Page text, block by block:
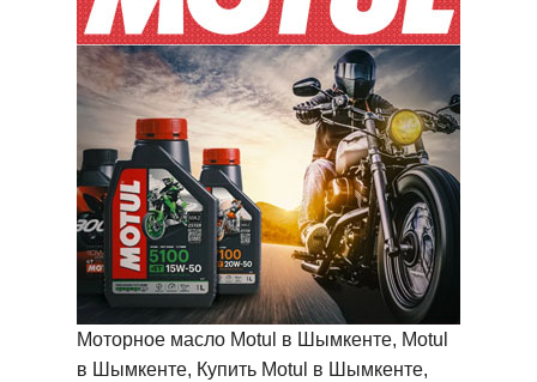
Моторное масло Motul в Шымкенте, Motul
в Шымкенте, Купить Motul в Шымкенте,